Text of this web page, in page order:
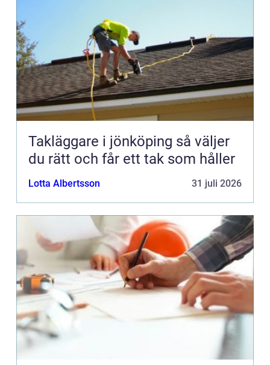
Takläggare i jönköping så väljer
du rätt och får ett tak som håller
Lotta Albertsson 31 juli 2026